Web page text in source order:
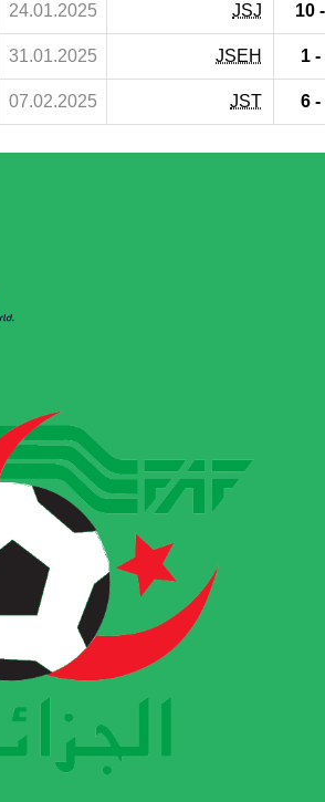
24.01.2025 JSJ 10
31.01.2025 JSEH 1 -
07.02.2025 JST 6 -